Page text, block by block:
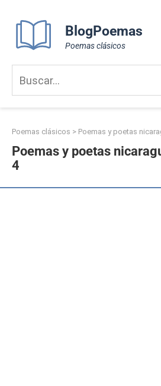
content
BlogPoemas
Poemas clásicos
Poemas clásicos > Poemas y poetas
Poemas y poetas
4